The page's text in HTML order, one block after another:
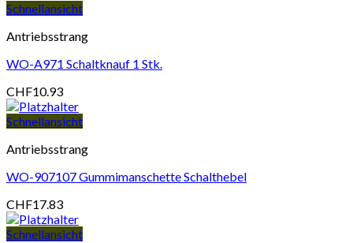
Schnellansicht
Antriebsstrang
WO-A971 Schaltknauf 1 Stk.
CHF10.93
Schnellansicht
Antriebsstrang
WO-907107 Gummimanschette Schalthebel
CHF17.83
Schnellansicht